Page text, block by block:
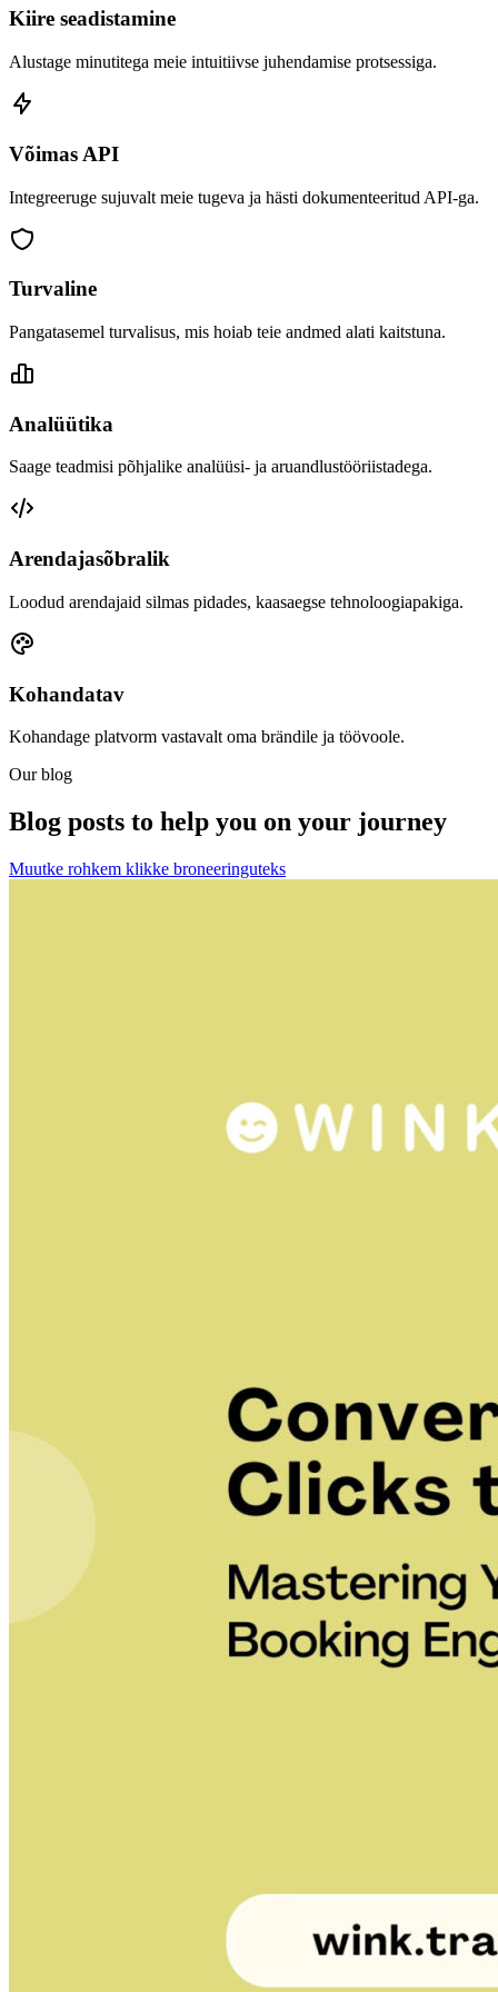
Kiire seadistamine
Alustage minutitega meie intuitiivse juhendamise protsessiga.
Võimas API
Integreeruge sujuvalt meie tugeva ja hästi dokumenteeritud API-ga.
Turvaline
Pangatasemel turvalisus, mis hoiab teie andmed alati kaitstuna.
Analüütika
Saage teadmisi põhjalike analüüsi- ja aruandlustööriistadega.
Arendajasõbralik
Loodud arendajaid silmas pidades, kaasaegse tehnoloogiapakiga.
Kohandatav
Kohandage platvorm vastavalt oma brändile ja töövoole.
Our blog
Blog posts to help you on your journey
Muutke rohkem klikke broneeringuteks